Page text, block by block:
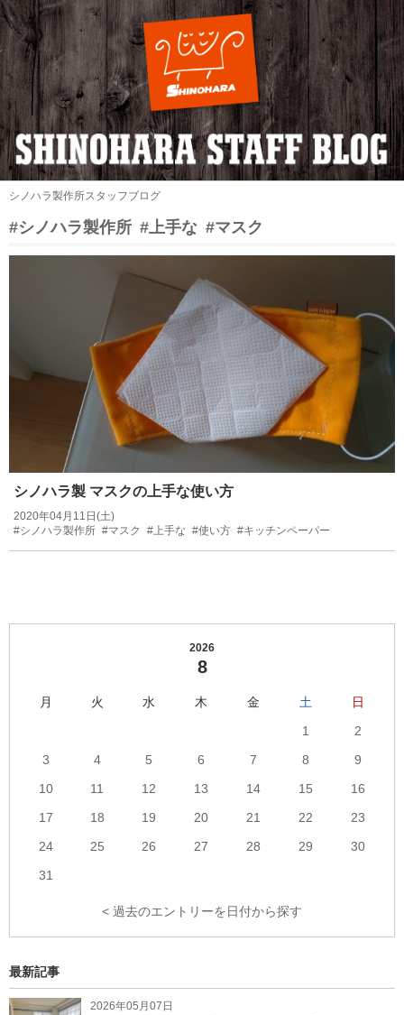
シノハラ製作所スタッフブログ
#シノハラ製作所 #上手な #マスク
シノハラ製 マスクの上手な使い方
2020年04月11日(土)
#シノハラ製作所 #マスク #上手な #使い方 #キッチンペーパー
2026
8
月 火 水 木 金 土
日
1
2
3
4 5 6 7 8
9
10
11 12 13 14 15
16
17
18 19 20 21 22
23
24
25 26 27 28 29
30
31
< 過去のエントリーを日付から探す
最新記事
2026年05月07日